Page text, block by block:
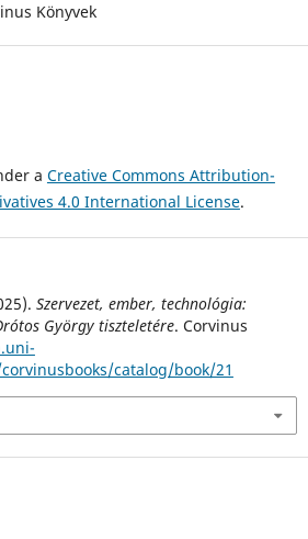
Könyvek
a Creative Commons Attribution-
4.0 International License.
Szervezet, ember, technológia:
György tiszteletére. Corvinus
catalog/book/21